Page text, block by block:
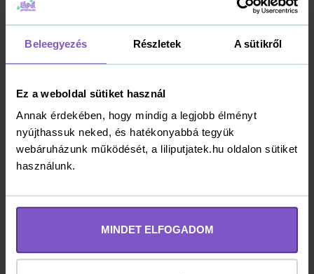
Beleegyezés Részletek A sütikről
Ez a weboldal sütiket használ
Annak érdekében, hogy mindig a legjobb élményt
nyújthassuk neked, és hatékonyabbá tegyük
webáruházunk működését, a liliputjatek.hu oldalon sütiket
használunk.
MINDET ELFOGADOM
Kosárba
RAKTÁRON
Schleich 15026
Mosasaurus
8 990 Ft
Kosárba